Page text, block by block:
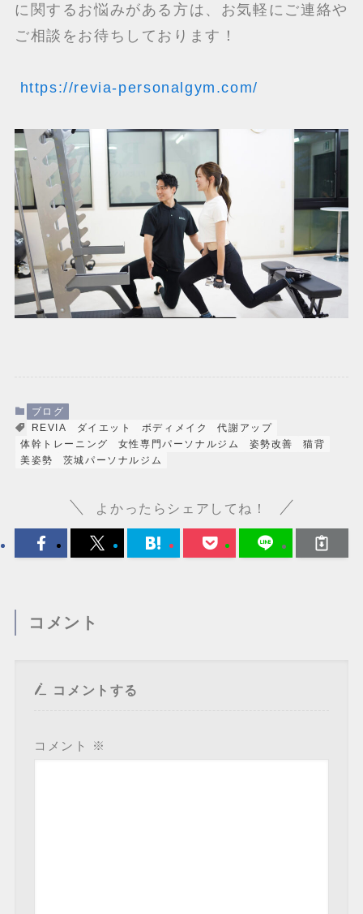
に関するお悩みがある方は、お気軽にご連絡や
ご相談をお待ちしております！
https://revia-personalgym.com/
ブログ
REVIA
ダイエット ボディメイク
代謝アップ
体幹トレーニング
女性専門パーソナルジム 姿勢改善
猫背
美姿勢
茨城パーソナルジム
よかったらシェアしてね！
コメント
コメントする
コメント ※